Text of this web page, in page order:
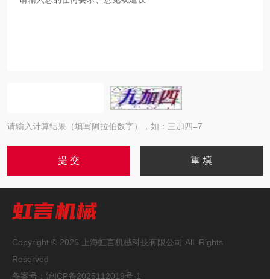
请输入计算结果（填写阿拉伯数字），如：三加四=7
Copyright © 2026 上海虹言机械科技有限公司 AlL Rights
Reserved
备案号： 沪ICP备2025112019号-1